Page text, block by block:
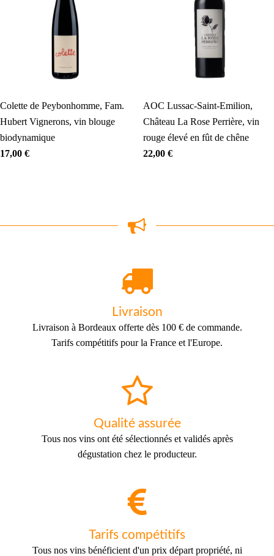
Colette de Peybonhomme, Fam.
Hubert Vignerons, vin blouge
biodynamique
17,00 €
AOC Lussac-Saint-Emilion,
Château La Rose Perrière, vin
rouge élevé en fût de chêne
22,00 €
Livraison
Livraison à Bordeaux offerte dès 100 € de commande.
Tarifs compétitifs pour la France et l'Europe.
Qualité assurée
Tous nos vins ont été sélectionnés et validés après
dégustation chez le producteur.
Tarifs compétitifs
Tous nos vins bénéficient d'un prix départ propriété, ni